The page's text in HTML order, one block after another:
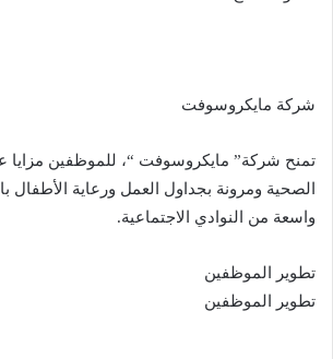
شركة مايكروسوفت
تمنح شركة” مايكروسوفت “، للموظفين مزايا
الصحية ومرونة بجداول العمل ورعاية الأطفال
واسعة من النوادي الاجتماعية.
تطوير الموظفين
تطوير الموظفين